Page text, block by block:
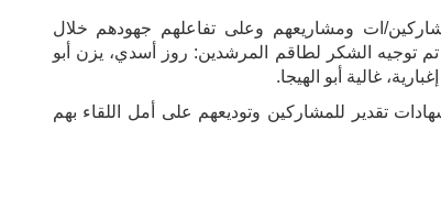
ات ومشاريعهم وعلى تفاعلهم جهودهم خلال
تم توجيه الشكر لطاقم المرشدين: روز أسدي، يزن أبو
غالية أبو الهيجا.
تقدير للمشاركين وتوديعهم على أمل اللقاء بهم